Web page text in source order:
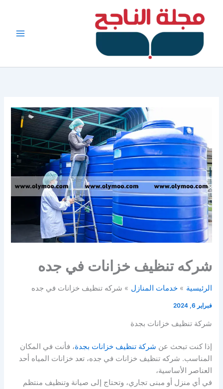
شركه تنظيف خزانات في جده
الرئيسية خدمات المنازل شركه تنظيف خزانات في جده
فبراير 6, 2024
شركة تنظيف خزانات بجدة
إذا كنت تبحث عن شركة تنظيف خزانات بجدة، فأنت في المكان
المناسب. شركه تنظيف خزانات في جده، تعد خزانات المياه أحد
العناصر الأساسية،
في أي منزل أو مبنى تجاري، وتحتاج إلى صيانة وتنظيف منتظم